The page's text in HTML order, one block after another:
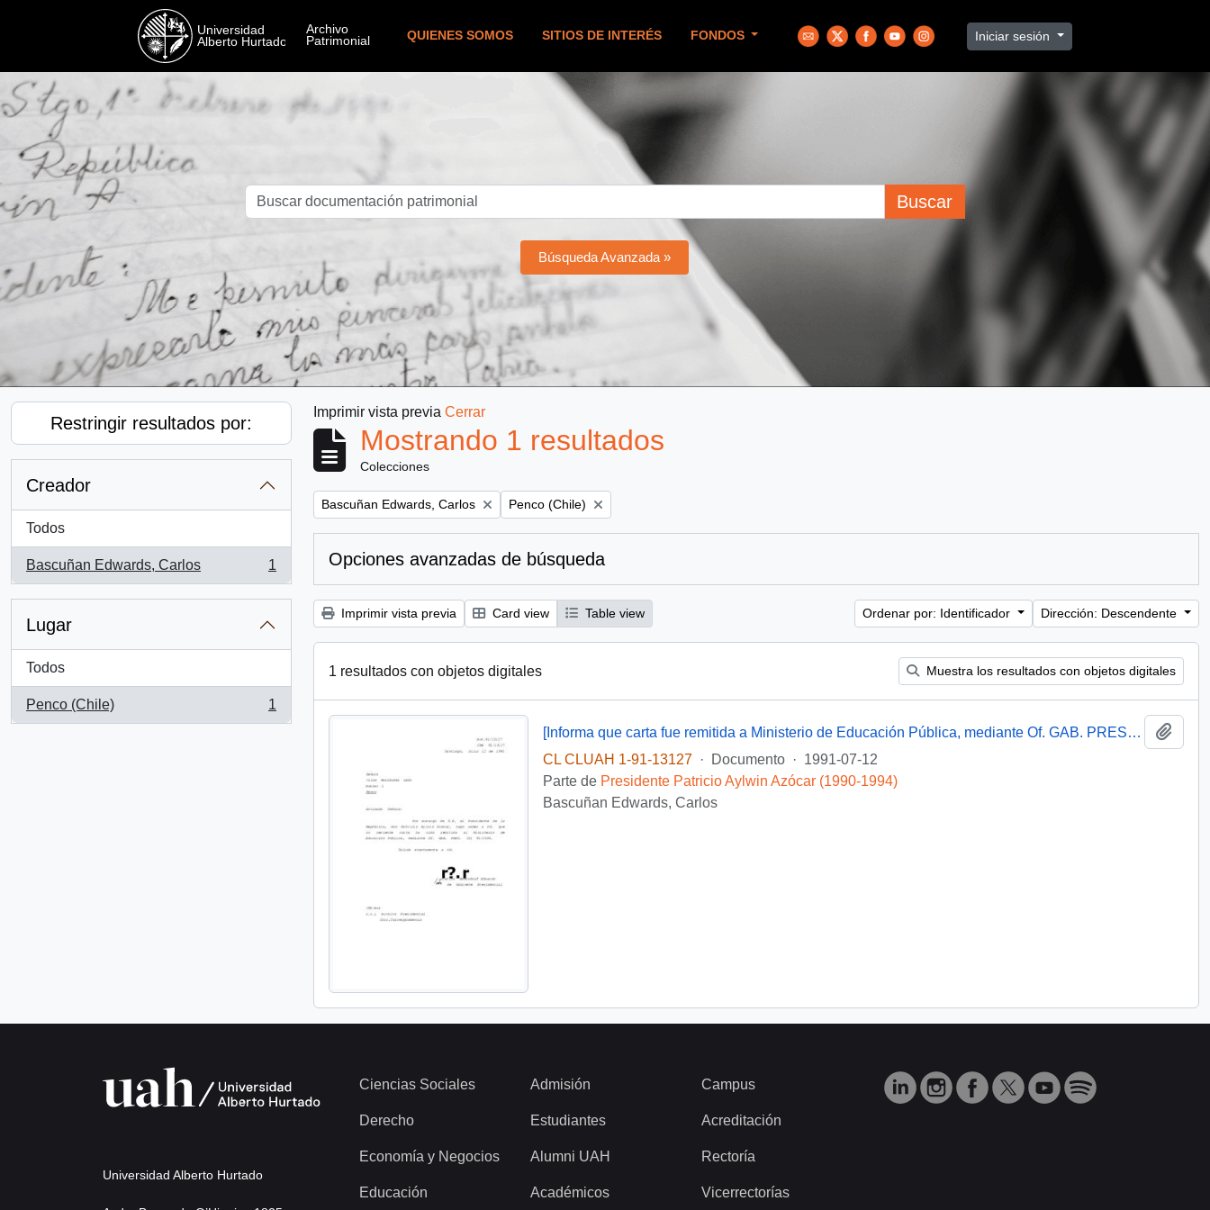
QUIENES SOMOS SITIOS DE INTERÉS FONDOS Iniciar sesión
Buscar
Búsqueda Avanzada »
Restringir resultados por:
Creador
Todos
Bascuñan Edwards, Carlos
, 1 resultados
1
Lugar
Todos
Penco (Chile)
, 1 resultados
1
Imprimir vista previa Cerrar
Mostrando 1 resultados
Colecciones
Remove filter:
Bascuñan Edwards, Carlos Remove filter:
Penco (Chile)
Opciones avanzadas de búsqueda
Imprimir vista previa Card view Table view Ordenar por: Identificador Dirección: Descendente
1 resultados con objetos digitales Muestra los resultados con objetos digitales
[Informa que carta fue remitida a Ministerio de Educación Pública, mediante Of. GAB. PRES. (0) 91/2438]
CL CLUAH 1-91-13127
· Documento · 1991-07-12
Parte de Presidente Patricio Aylwin Azócar (1990-1994)
Bascuñan Edwards, Carlos
Universidad Alberto Hurtado
Ciencias Sociales
Derecho
Economía y Negocios
Educación
Admisión
Estudiantes
Alumni UAH
Académicos
Campus
Acreditación
Rectoría
Vicerrectorías